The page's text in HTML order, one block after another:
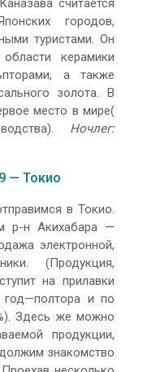
считается
городов,
туристами. Он
керамики
а также
золота. В
место в мире(
Ночлег:
— Токио
в Токио.
р-н Акихабара —
электронной,
(Продукция,
на прилавки
и по
Здесь же можно
продукции,
знакомство